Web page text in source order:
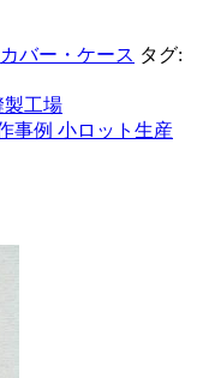
カバー・ケース タグ:
工場
事例 小ロット生産